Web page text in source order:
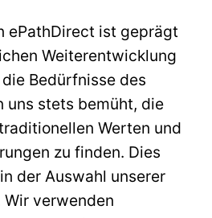
ePathDirect ist geprägt
Weiterentwicklung
Bedürfnisse des
uns stets bemüht, die
Werten und
zu finden. Dies
der Auswahl unserer
verwenden